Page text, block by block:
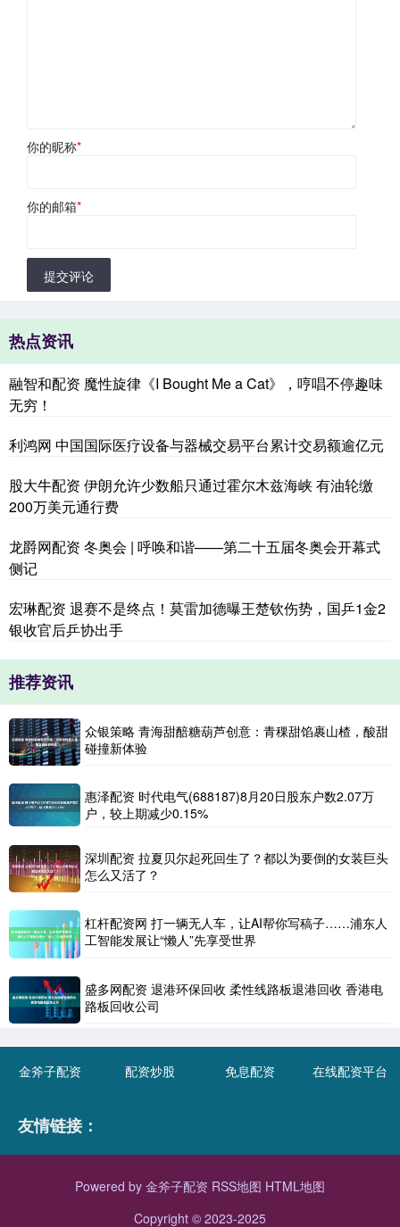
你的昵称*
你的邮箱*
提交评论
热点资讯
融智和配资 魔性旋律《I Bought Me a Cat》，哼唱不停趣味
无穷！
利鸿网 中国国际医疗设备与器械交易平台累计交易额逾亿元
股大牛配资 伊朗允许少数船只通过霍尔木兹海峡 有油轮缴
200万美元通行费
龙爵网配资 冬奥会 | 呼唤和谐——第二十五届冬奥会开幕式
侧记
宏琳配资 退赛不是终点！莫雷加德曝王楚钦伤势，国乒1金2
银收官后乒协出手
推荐资讯
众银策略 青海甜醅糖葫芦创意：青稞甜馅裹山楂，酸甜
碰撞新体验
惠泽配资 时代电气(688187)8月20日股东户数2.07万
户，较上期减少0.15%
深圳配资 拉夏贝尔起死回生了？都以为要倒的女装巨头
怎么又活了？
杠杆配资网 打一辆无人车，让AI帮你写稿子……浦东人
工智能发展让“懒人”先享受世界
盛多网配资 退港环保回收 柔性线路板退港回收 香港电
路板回收公司
金斧子配资 配资炒股 免息配资 在线配资平台
友情链接：
Powered by 金斧子配资 RSS地图 HTML地图
Copyright © 2023-2025